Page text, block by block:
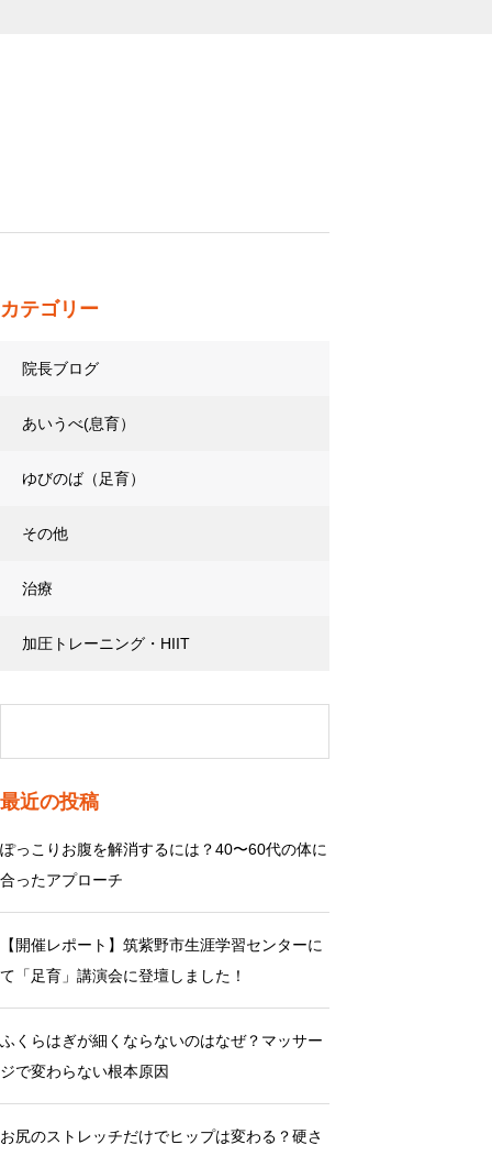
カテゴリー
院長ブログ
あいうべ(息育）
ゆびのば（足育）
その他
治療
加圧トレーニング・HIIT
最近の投稿
ぽっこりお腹を解消するには？40〜60代の体に
合ったアプローチ
【開催レポート】筑紫野市生涯学習センターに
て「足育」講演会に登壇しました！
ふくらはぎが細くならないのはなぜ？マッサー
ジで変わらない根本原因
お尻のストレッチだけでヒップは変わる？硬さ